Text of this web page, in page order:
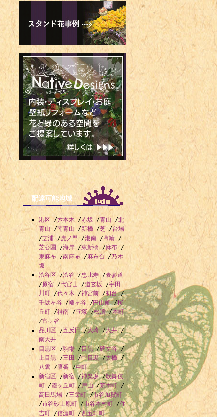
ート選手
1982年 - ケ
ギュアスケ
1983年 - ロ
手
1984年 - 片
1988年 - 窪
1990年 - 麻
1990年 - 二
1990年 - エ
ト選手
1992年 - 伊
1992年 - 溝
ント
1992年 - 韓
1993年 - ア
スケート選手
1995年 - 中
1996年 - 石
配達可能地域
港区/六本木 /赤坂 /青山 /北
青山 /南青山 /新橋 /芝 /台場
/芝浦/虎ノ門 /港南 /高輪 /
芝公園
/海岸 /東新橋/麻布/
東麻布 /南麻布 /麻布台 /乃木
坂
渋谷区 /渋谷 /恵比寿/表参道
/原宿 /代官山 /道玄坂 /宇田
川町 /代々木 /神宮前 /初台/
千駄ヶ谷 /幡ヶ谷/円山町/桜
丘町 /神南 /笹塚/松濤/本町
/富ヶ谷
品川区 /五反田/大崎 /大井/
南大井
目黒区/駒場 /目黒/碑文谷/
上目黒 /三田 /中目黒/大橋/
八雲 /鷹番 /中町
新宿区 /新宿/神楽坂/歌舞伎
町 /霞ヶ丘町/戸山/荒木町 /
高田馬場 /三栄町/市谷加賀町
/市谷砂土原町 /市谷本村町 /住
吉町 /信濃町 /西五軒町